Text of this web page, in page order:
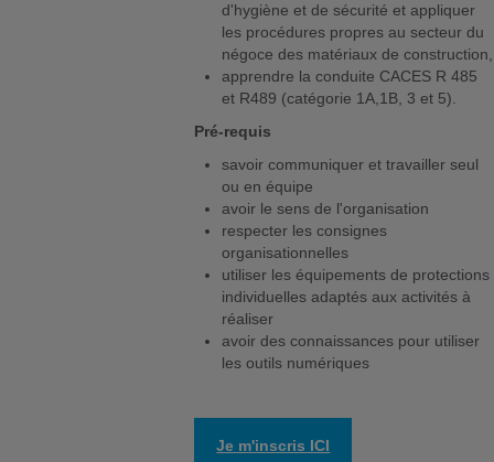
d'hygiène et de sécurité et appliquer
les procédures propres au secteur du
négoce des matériaux de construction,
apprendre la conduite CACES R 485
et R489 (catégorie 1A,1B, 3 et 5).
Pré-requis
savoir communiquer et travailler seul
ou en équipe
avoir le sens de l'organisation
respecter les consignes
organisationnelles
utiliser les équipements de protections
individuelles adaptés aux activités à
réaliser
avoir des connaissances pour utiliser
les outils numériques
Je m'inscris ICI